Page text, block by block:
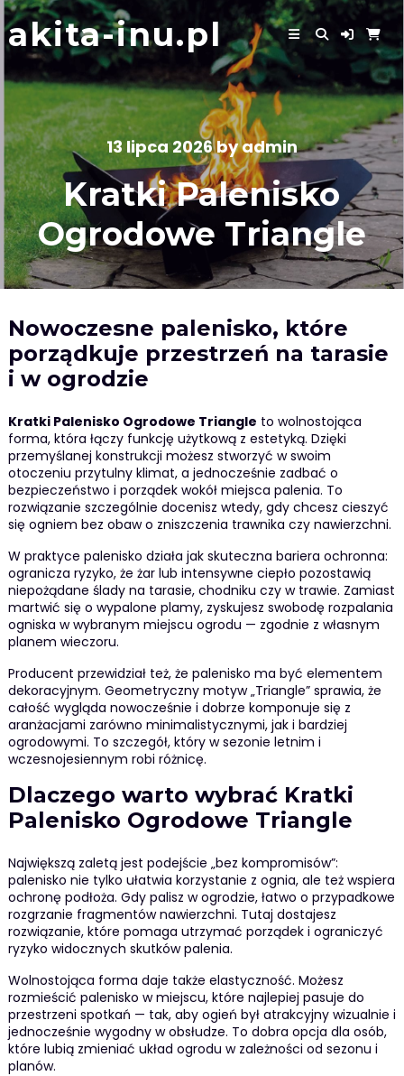
Skip
to
content
akita-inu.pl
13 lipca 2026byadmin
Kratki Palenisko
Ogrodowe Triangle
Nowoczesne palenisko, które
porządkuje przestrzeń na tarasie
i w ogrodzie
Kratki Palenisko Ogrodowe Triangle to wolnostojąca
forma, która łączy funkcję użytkową z estetyką. Dzięki
przemyślanej konstrukcji możesz stworzyć w swoim
otoczeniu przytulny klimat, a jednocześnie zadbać o
bezpieczeństwo i porządek wokół miejsca palenia. To
rozwiązanie szczególnie docenisz wtedy, gdy chcesz cieszyć
się ogniem bez obaw o zniszczenia trawnika czy nawierzchni.
W praktyce palenisko działa jak skuteczna bariera ochronna:
ogranicza ryzyko, że żar lub intensywne ciepło pozostawią
niepożądane ślady na tarasie, chodniku czy w trawie. Zamiast
martwić się o wypalone plamy, zyskujesz swobodę rozpalania
ogniska w wybranym miejscu ogrodu — zgodnie z własnym
planem wieczoru.
Producent przewidział też, że palenisko ma być elementem
dekoracyjnym. Geometryczny motyw „Triangle” sprawia, że
całość wygląda nowocześnie i dobrze komponuje się z
aranżacjami zarówno minimalistycznymi, jak i bardziej
ogrodowymi. To szczegół, który w sezonie letnim i
wczesnojesiennym robi różnicę.
Dlaczego warto wybrać Kratki
Palenisko Ogrodowe Triangle
Największą zaletą jest podejście „bez kompromisów”:
palenisko nie tylko ułatwia korzystanie z ognia, ale też wspiera
ochronę podłoża. Gdy palisz w ogrodzie, łatwo o przypadkowe
rozgrzanie fragmentów nawierzchni. Tutaj dostajesz
rozwiązanie, które pomaga utrzymać porządek i ograniczyć
ryzyko widocznych skutków palenia.
Wolnostojąca forma daje także elastyczność. Możesz
rozmieścić palenisko w miejscu, które najlepiej pasuje do
przestrzeni spotkań — tak, aby ogień był atrakcyjny wizualnie i
jednocześnie wygodny w obsłudze. To dobra opcja dla osób,
które lubią zmieniać układ ogrodu w zależności od sezonu i
planów.